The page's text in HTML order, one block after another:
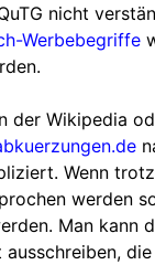
nicht
Werbebegriffe
der Wikipedia
Wenn
werden
Man kann